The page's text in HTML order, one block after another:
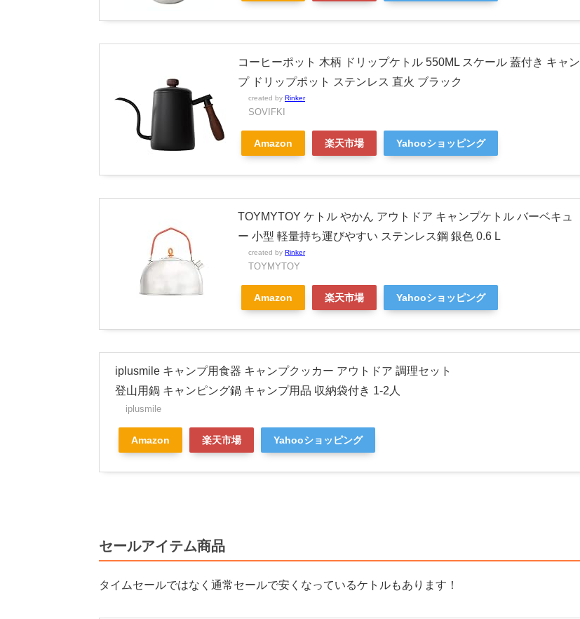
コーヒーポット 木柄 ドリップケトル 550ML スケール 蓋付き キャン
プ ドリップポット ステンレス 直火 ブラック
created by Rinker
SOVIFKI
Amazon 楽天市場 Yahooショッピング
TOYMYTOY ケトル やかん アウトドア キャンプケトル バーベキュ
ー 小型 軽量持ち運びやすい ステンレス鋼 銀色 0.6 L
created by Rinker
TOYMYTOY
Amazon 楽天市場 Yahooショッピング
iplusmile キャンプ用食器 キャンプクッカー アウトドア 調理セット
登山用鍋 キャンピング鍋 キャンプ用品 収納袋付き 1-2人
iplusmile
Amazon 楽天市場 Yahooショッピング
セールアイテム商品
タイムセールではなく通常セールで安くなっているケトルもあります！